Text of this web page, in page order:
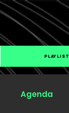
PLAYLIST
Agenda